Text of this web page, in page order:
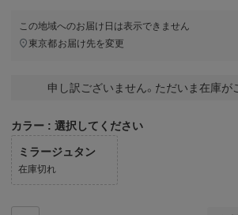
この地域へのお届け日は表示できません
東京都お届け先を変更
申し訳ございません。ただいま在庫が
カラー 選択してください
ミラージュタン
在庫切れ